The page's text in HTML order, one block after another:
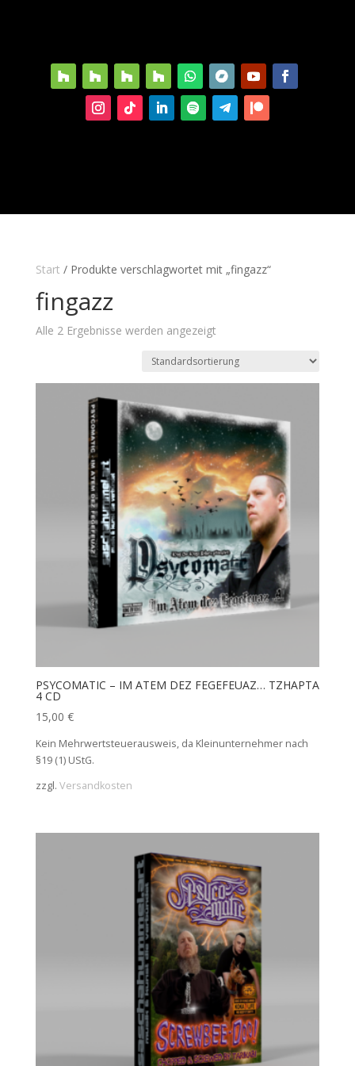
Start / Produkte verschlagwortet mit „fingazz“
fingazz
Alle 2 Ergebnisse werden angezeigt
PSYCOMATIC – IM ATEM DEZ FEGEFEUAZ… TZHAPTA
4 CD
15,00 €
Kein Mehrwertsteuerausweis, da Kleinunternehmer nach
§19 (1) UStG.
zzgl. Versandkosten